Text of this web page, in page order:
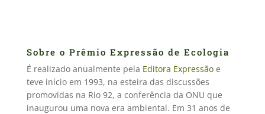
Sobre o Prêmio Expressão de Ecologia
É realizado anualmente pela Editora Expressãoe
teve início em 1993, na esteira das discussões
promovidas na Rio 92, a conferência da ONU que
inaugurou uma nova era ambiental. Em 31 anos de